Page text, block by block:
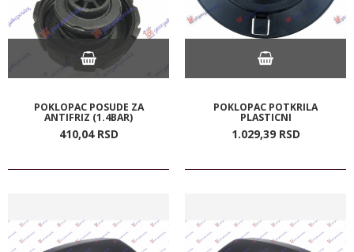
POKLOPAC POSUDE ZA
ANTIFRIZ (1.4BAR)
410,04 RSD
POKLOPAC POTKRILA
PLASTICNI
1.029,39 RSD